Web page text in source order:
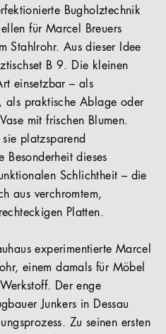
Bugholztechnik
für Marcel Breuers
Stahlrohr. Aus dieser Idee
B 9. Die kleinen
einsetzbar – als
als praktische Ablage oder
mit frischen Blumen.
platzsparend
Besonderheit dieses
Schlichtheit – die
aus verchromtem,
Platten.
experimentierte Marcel
einem damals für Möbel
Der enge
Junkers in Dessau
Zu seinen ersten